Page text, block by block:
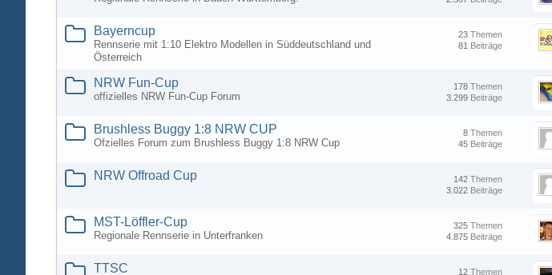
Bayerncup
Rennserie mit 1:10 Elektro Modellen in Süddeutschland und
Österreich
Themen
23
Beiträge
81
NRW Fun-Cup
offizielles NRW Fun-Cup Forum
Themen
178
Beiträge
3.299
Brushless Buggy 1:8 NRW CUP
Ofzielles Forum zum Brushless Buggy 1:8 NRW Cup
Themen
8
Beiträge
45
NRW Offroad Cup Themen
142
Beiträge
3.022
MST-Löffler-Cup
Regionale Rennserie in Unterfranken
Themen
325
Beiträge
4.875
TTSC Themen
12